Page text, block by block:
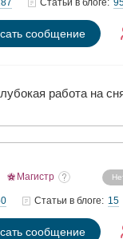
Статьи в блоге:
сообщение
работа на
Магистр
Статьи в блоге: 15
сообщение